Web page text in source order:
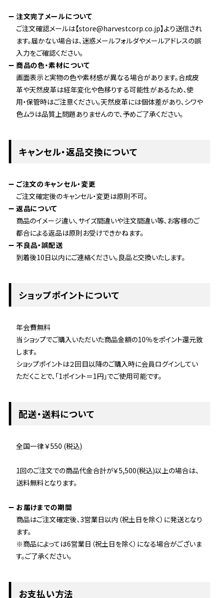
注文完了メールについて
ご注文確認メールは【store@harvestcorp.co.jp】より送信され
ます。届かない場合は、迷惑メールフォルダやメールアドレスの誤
入力をご確認ください。
商品の色・素材について
画面表示と実物の色や素材感が異なる場合があります。合成皮
革や天然皮革は経年変化や色移りする可能性があるため、使
用・保管時はご注意ください。天然皮革には個体差があり、シワや
色ムラは品質上問題ありませんので、予めご了承ください。
キャンセル・返品交換について
ご注文のキャンセル・変更
ご注文確定後のキャンセル・変更は原則不可。
返品について
商品のイメージ違い、サイズ間違いや注文間違い等、お客様のご
都合による返品は原則お受けできかねます。
不良品・誤配送
到着後10日以内にご連絡ください。良品と交換いたします。
ショップポイントについて
年会費無料
当ショップでご購入いただいた商品金額の10％をポイント還元致
します。
ショップポイントは２回目以降のご購入時に会員ログインしてい
ただくことで、「1ポイント＝1円」でご使用可能です。
配送・送料について
全国一律 ￥550 (税込)
1回のご注文での商品代金合計が￥5,500(税込)以上の場合は、
送料無料となります。
お届けまでの期間
商品はご注文確定後、3営業日以内（祝土日を除く）に発送となり
ます。
※商品によっては6営業日（祝土日を除く）になる場合がございま
す。ご了承ください。
お支払い方法